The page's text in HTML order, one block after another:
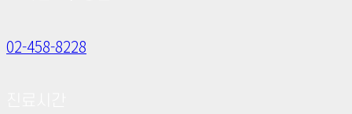
02-458-8228